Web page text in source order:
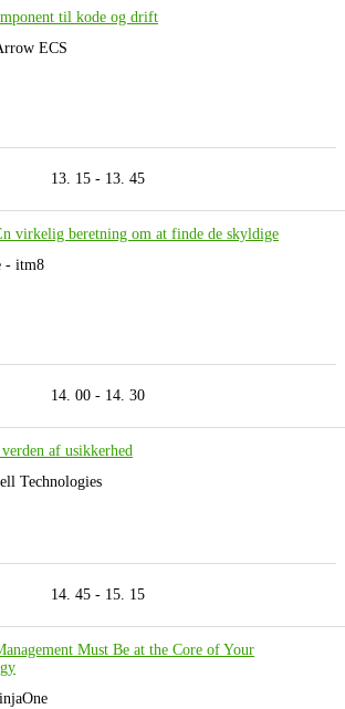
til kode og drift
ECS
13. 15 - 13. 45
virkelig beretning om at finde de skyldige
- itm8
14. 00 - 14. 30
af usikkerhed
Technologies
14. 45 - 15. 15
Must Be at the Core of Your